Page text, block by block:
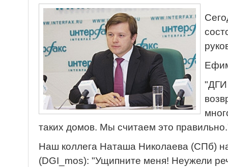
"ДГИ
таких домов. Мы считаем это
Наш коллега Наташа Николаева (СПб)
(DGI_mos): "Ущипните меня! Неужели